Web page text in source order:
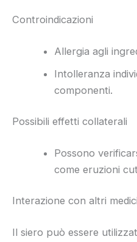
Controindicazioni
Allergia agli
Intolleranza
componenti.
Possibili effetti collaterali
Possono
come eruzioni
Interazione con altri
Il siero può essere